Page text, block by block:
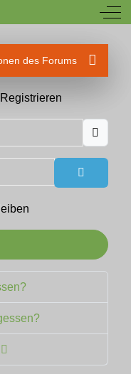
Off-
des Forums
Passwort